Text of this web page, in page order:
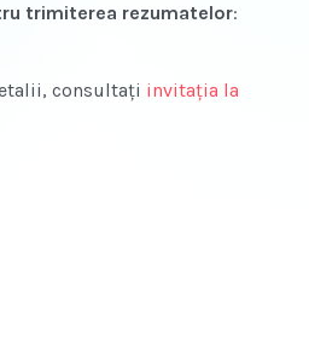
trimiterea rezumatelor:
consultați invitația la